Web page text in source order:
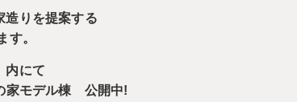
造りを提案する
す。
内にて
家モデル棟 公開中!